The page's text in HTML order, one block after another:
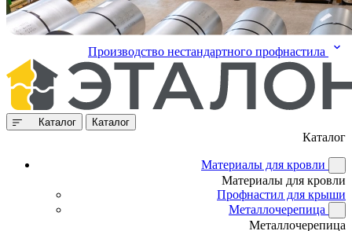
Производство нестандартного профнастила
Каталог Каталог
Каталог
Материалы для кровли
Материалы для кровли
Профнастил для крыши
Металлочерепица
Металлочерепица